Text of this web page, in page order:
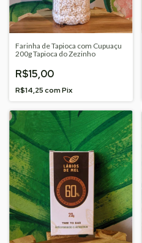
Farinha de Tapioca com Cupuaçu
200g Tapioca do Zezinho
R$15,00
R$14,25comPix